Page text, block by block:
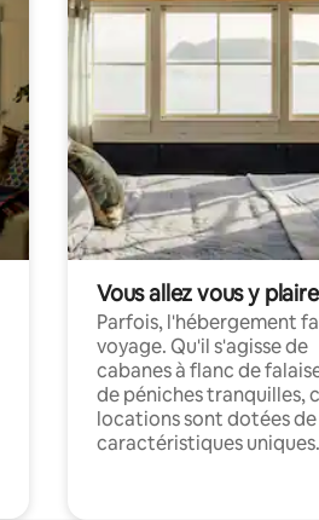
Vous allez vous y plaire
Parfois, l'hébergement
voyage. Qu'il s'agisse de
cabanes à flanc de
de péniches tranquilles,
locations sont dotées de
caractéristiques uniques.